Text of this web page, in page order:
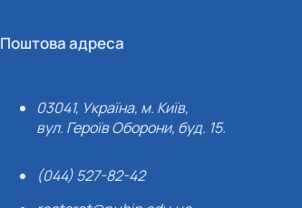
Поштова адреса
03041, Україна, м. Київ,
вул. Героїв Оборони, буд. 15.
(044) 527-82-42